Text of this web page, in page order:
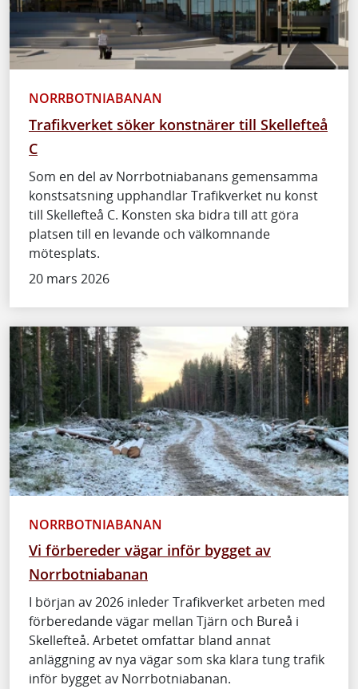
NORRBOTNIABANAN
Trafikverket söker konstnärer till Skellefteå
C
Som en del av Norrbotniabanans gemensamma
konstsatsning upphandlar Trafikverket nu konst
till Skellefteå C. Konsten ska bidra till att göra
platsen till en levande och välkomnande
mötesplats.
20 mars 2026
NORRBOTNIABANAN
Vi förbereder vägar inför bygget av
Norrbotniabanan
I början av 2026 inleder Trafikverket arbeten med
förberedande vägar mellan Tjärn och Bureå i
Skellefteå. Arbetet omfattar bland annat
anläggning av nya vägar som ska klara tung trafik
inför bygget av Norrbotniabanan.